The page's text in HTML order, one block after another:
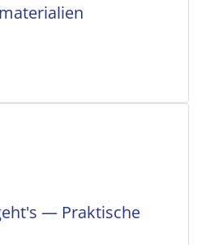
— Praktische